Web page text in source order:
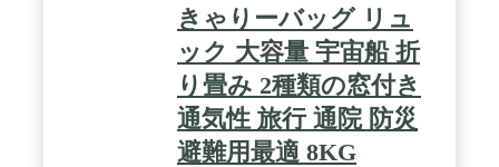
きゃりーバッグ リュ
ック 大容量 宇宙船 折
り畳み 2種類の窓付き
通気性 旅行 通院 防災
避難用最適 8KG